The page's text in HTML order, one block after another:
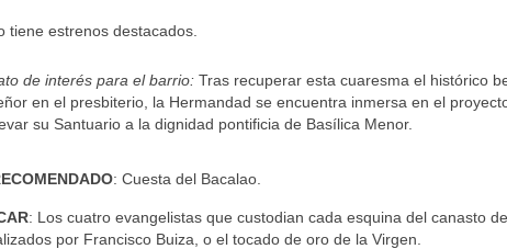
tiene estrenos destacados.
de interés para el barrio: Tras recuperar esta cuaresma el histórico
en el presbiterio, la Hermandad se encuentra inmersa en el
su Santuario a la dignidad pontificia de Basílica Menor.
: Cuesta del Bacalao.
: Los cuatro evangelistas que custodian cada esquina del canasto
por Francisco Buiza, o el tocado de oro de la Virgen.